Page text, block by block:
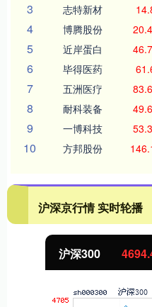
3 志特新材
4 博腾股份
5 近岸蛋白
6 毕得医药
7 五洲医疗
8 耐科装备
9 一博科技
10 方邦股份
沪深京行情 实时轮播
沪深300